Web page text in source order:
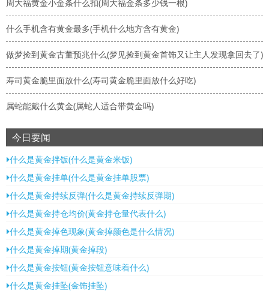
周大福黄金小金条什么扣(周大福金条多少钱一根)
什么手机含有黄金最多(手机什么地方含有黄金)
做梦捡到黄金古董预兆什么(梦见捡到黄金首饰又让主人发现拿回去了)
寿司黄金脆里面放什么(寿司黄金脆里面放什么好吃)
属蛇能戴什么黄金(属蛇人适合带黄金吗)
今日要闻
什么是黄金拌饭(什么是黄金米饭)
什么是黄金挂单(什么是黄金挂单股票)
什么是黄金持续反弹(什么是黄金持续反弹期)
什么是黄金持仓均价(黄金持仓量代表什么)
什么是黄金掉色现象(黄金掉颜色是什么情况)
什么是黄金掉期(黄金掉段)
什么是黄金按钮(黄金按钮意味着什么)
什么是黄金挂坠(金饰挂坠)